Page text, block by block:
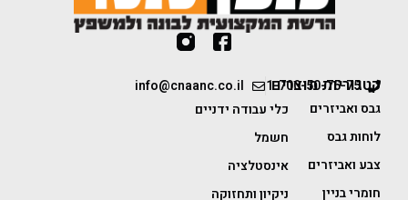
1-700-50-75-75
info@cnaanc.co.il קטגוריות מוצרים
גבס ואביזרים
לוחות גבס
צבע ואביזרים
חומרי בניין
כלי עבודה ידניים
חשמל
אינסטלציה
ניקיון ותחזוקה